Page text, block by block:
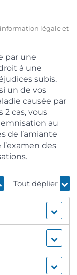
légale et
par une
à une
subis.
un de vos
causée par
2 cas, vous
au
de l’amiante
des
Tout déplier